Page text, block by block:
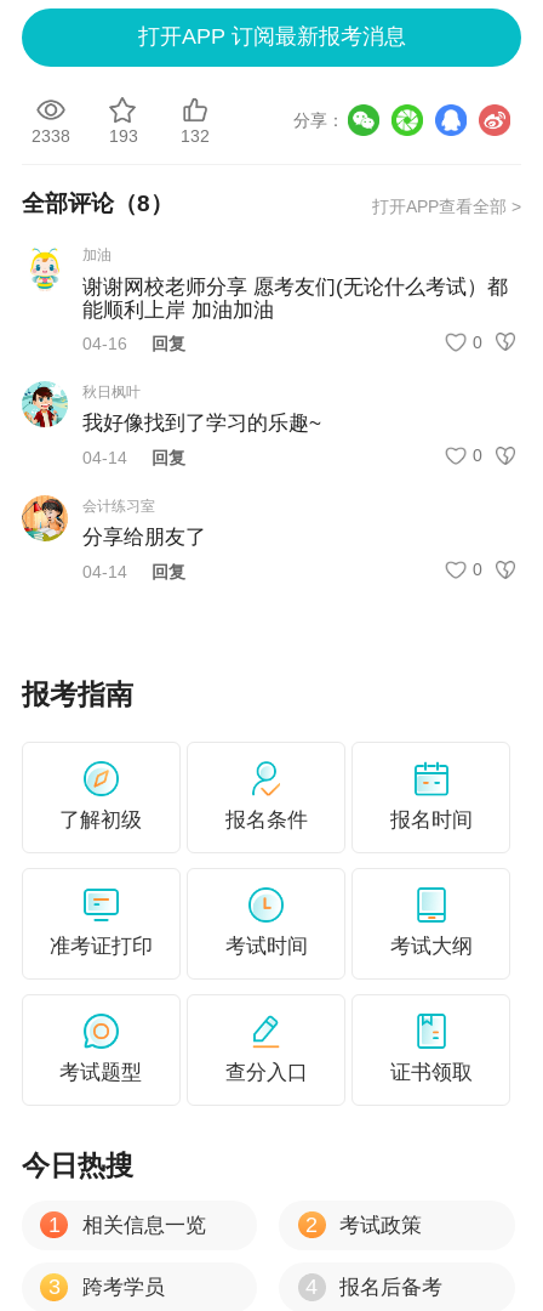
考生应及时登陆上述网址，完成准考证打
三、相关注意事项
1.考生在打印准考证时，如果出现身份证号
书、身份证原件及复印件等相关资料，于2026年5
月7日前到报名地市级会计考办进行信息修改。
证上的“考生须知”。
3.各市会计考办咨询电话：
合肥 电话：0551-12345
淮北 电话：0561-3023938、3053885
阜阳 电话：0558-2278998
淮南 电话：0554-6667431
六安 电话：0564-3378215
芜湖 电话：0553-3122122、3122143
宣城 电话：0563-3023872
安庆 电话：0556-5288942
黄山 电话：0559-2355302
打开APP 订阅最新报考消息
2338 193 132
分享：
全部评论（8） 打开APP查看全部 >
加油
谢谢网校老师分享 愿考友们(无论什么考试）都
能顺利上岸 加油加油
04-16 回复 0
秋日枫叶
我好像找到了学习的乐趣~
04-14 回复 0
会计练习室
分享给朋友了
04-14 回复 0
报考指南
了解初级 报名条件 报名时间
准考证打印 考试时间 考试大纲
考试题型 查分入口 证书领取
今日热搜
1 相关信息一览 2 考试政策
3 跨考学员 4 报名后备考